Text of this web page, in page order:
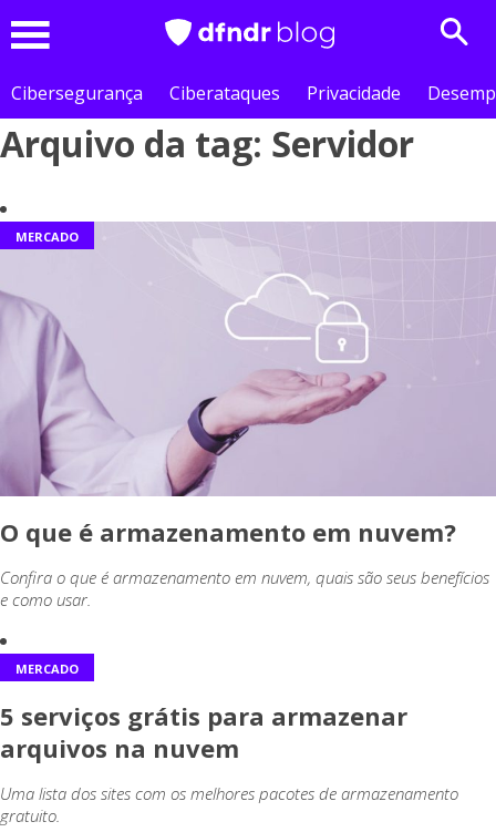
Cibersegurança
Ciberataques Privacidade
Arquivo da tag: Servidor
MERCADO
O que é armazenamento em nuvem?
Confira o que é armazenamento em nuvem, quais são seus benefícios
e como usar.
MERCADO
5 serviços grátis para armazenar
arquivos na nuvem
Uma lista dos sites com os melhores pacotes de armazenamento
gratuito.